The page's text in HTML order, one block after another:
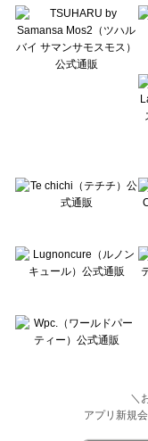
Lugnoncure（ルノンキュール
BETTY'S BLUE（べティーズ
Wpc.（ワールドパーティー）
＼
アプリ新規